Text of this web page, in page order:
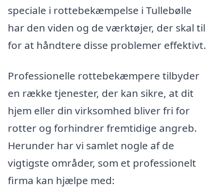
speciale i rottebekæmpelse i Tullebølle
har den viden og de værktøjer, der skal til
for at håndtere disse problemer effektivt.
Professionelle rottebekæmpere tilbyder
en række tjenester, der kan sikre, at dit
hjem eller din virksomhed bliver fri for
rotter og forhindrer fremtidige angreb.
Herunder har vi samlet nogle af de
vigtigste områder, som et professionelt
firma kan hjælpe med: